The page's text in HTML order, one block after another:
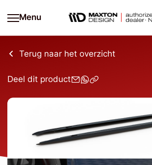
Menu
Terug naar het overzicht
Deel dit product